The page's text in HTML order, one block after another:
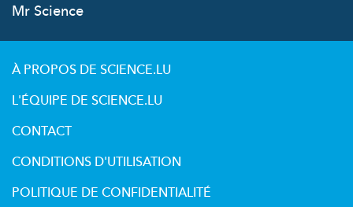
Mr Science
À PROPOS DE SCIENCE.LU
L'ÉQUIPE DE SCIENCE.LU
CONTACT
CONDITIONS D'UTILISATION
POLITIQUE DE CONFIDENTIALITÉ